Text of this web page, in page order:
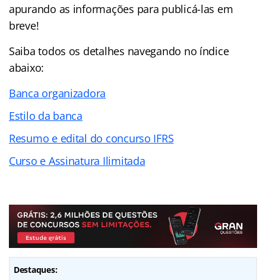
apurando as informações para publicá-las em
breve!
Saiba todos os detalhes navegando no índice
abaixo:
Banca organizadora
Estilo da banca
Resumo e edital do concurso IFRS
Curso e Assinatura Ilimitada
Destaques: